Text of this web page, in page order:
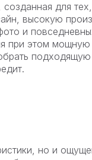
для
высокую
и
этом
но и